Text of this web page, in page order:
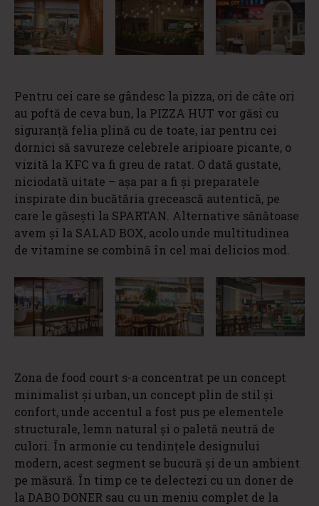
Pentru cei care se gândesc la pizza, ori de câte ori
au poftă de ceva bun, la PIZZA HUT vor găsi cu
siguranță felia plină cu de toate, iar pentru cei
dornici să savureze celebrele aripioare picante, o
vizită la KFC va fi greu de ratat. O dată gustate,
niciodată uitate – așa par a fi și preparatele
inspirate din bucătăria grecească autentică, pe
care le găsești la SPARTAN. Alternative sănătoase
avem și la SALAD BOX, acolo unde multitudinea
de vitamine se combină în cel mai delicios mod.
Zona de food court s-a concentrat pe un concept
minimalist și urban, un concept plin de stil și
confort, unde accentul a fost pus pe elementele
structurale, lemn natural și o paletă neutră de
culori. În armonie cu tendințele designului
modern, acest segment se bucură și de un ambient
pe măsură. În timp ce te delectezi cu un doner de
la DABO DONER sau cu un meniu complet de la